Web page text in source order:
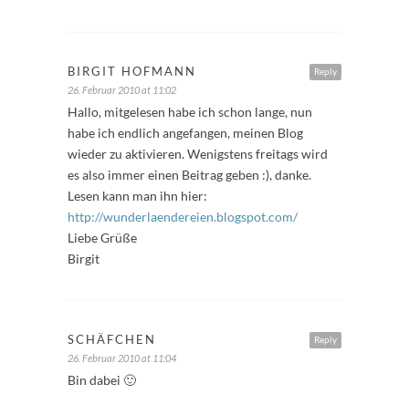
Reply
BIRGIT HOFMANN
26. Februar 2010 at 11:02
Hallo, mitgelesen habe ich schon lange, nun
habe ich endlich angefangen, meinen Blog
wieder zu aktivieren. Wenigstens freitags wird
es also immer einen Beitrag geben :), danke.
Lesen kann man ihn hier:
http://wunderlaendereien.blogspot.com/
Liebe Grüße
Birgit
Reply
SCHÄFCHEN
26. Februar 2010 at 11:04
Bin dabei 🙂